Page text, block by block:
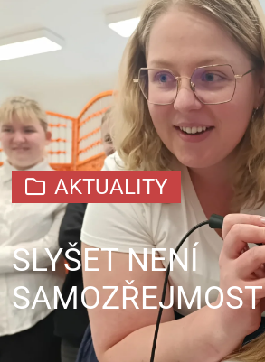
AKTUALITY
SLYŠET NENÍ
SAMOZŘEJMOST